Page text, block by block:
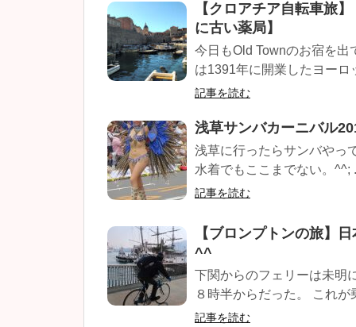
【クロアチア自転車旅
に古い薬局】
今日もOld Townのお宿を
は1391年に開業したヨーロ
記事を読む
浅草サンバカーニバル
浅草に行ったらサンバやっ
水着でもここまでない。^^;
記事を読む
【ブロンプトンの旅】
^^
下関からのフェリーは未明
８時半からだった。 これ
記事を読む